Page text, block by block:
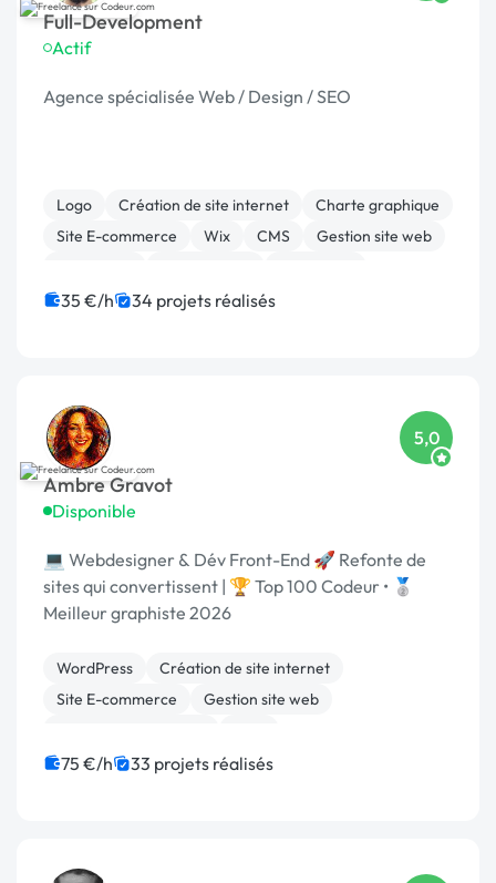
Full-Development
Actif
Agence spécialisée Web / Design / SEO
Logo Création de site internet
Charte graphique
Site E-commerce
Wix CMS
Gestion site web
35 €/h 34 projets réalisés
Ambre Gravot
Disponible
5,0
💻 Webdesigner & Dév Front-End 🚀 Refonte de
sites qui convertissent | 🏆 Top 100 Codeur • 🥈
Meilleur graphiste 2026
WordPress
Création de site internet
Site E-commerce
Gestion site web
Migration ou refonte de site
75 €/h 33 projets réalisés